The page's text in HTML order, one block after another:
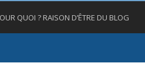
QUOI ? RAISON D’ÊTRE DU BLOG